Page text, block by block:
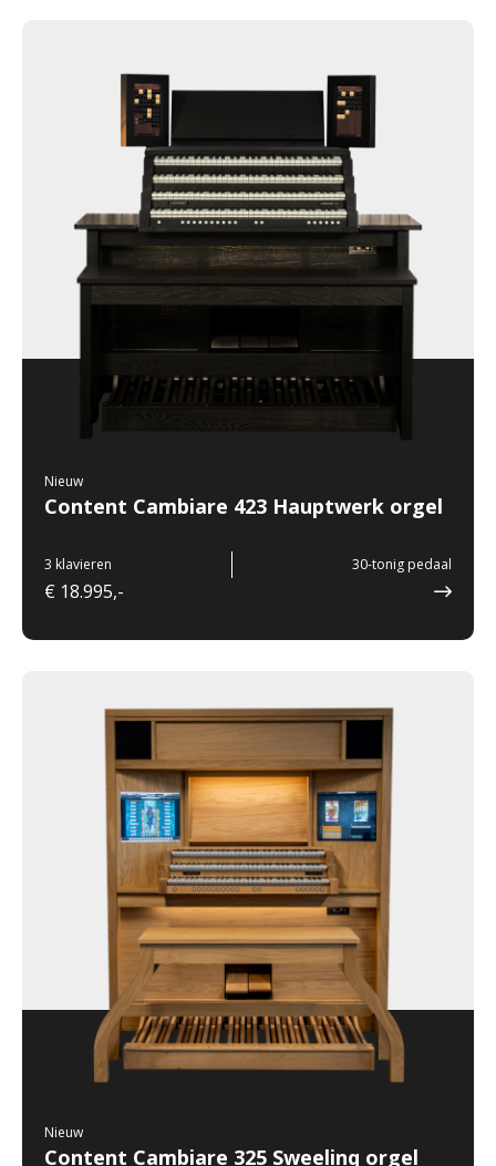
Nieuw
Content Cambiare 423 Hauptwerk orgel
3 klavieren 30-tonig pedaal
€ 18.995,-
Nieuw
Content Cambiare 325 Sweelinq orgel